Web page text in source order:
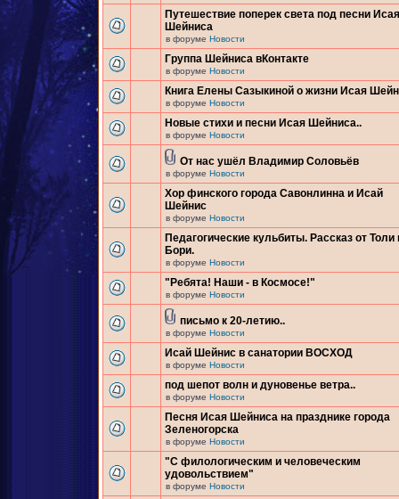
Путешествие поперек света под песни Исая
Шейниса
в форуме Новости
Группа Шейниса вКонтакте
в форуме Новости
Книга Елены Сазыкиной о жизни Исая
в форуме Новости
Новые стихи и песни Исая Шейниса..
в форуме Новости
От нас ушёл Владимир Соловьёв
в форуме Новости
Хор финского города Савонлинна и Исай
Шейнис
в форуме Новости
Педагогические кульбиты. Рассказ от Толи
Бори.
в форуме Новости
"Ребята! Наши - в Космосе!"
в форуме Новости
письмо к 20-летию..
в форуме Новости
Исай Шейнис в санатории ВОСХОД
в форуме Новости
под шепот волн и дуновенье ветра..
в форуме Новости
Песня Исая Шейниса на празднике города
Зеленогорска
в форуме Новости
"С филологическим и человеческим
удовольствием"
в форуме Новости